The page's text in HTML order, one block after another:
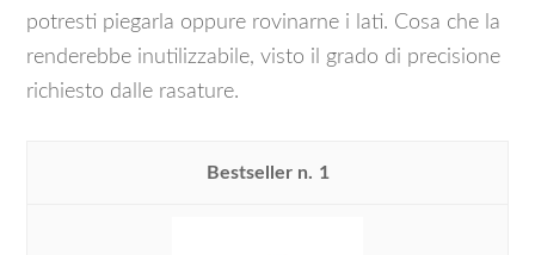
potresti piegarla oppure rovinarne i lati. Cosa che la
renderebbe inutilizzabile, visto il grado di precisione
richiesto dalle rasature.
1